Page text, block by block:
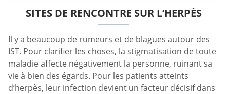
SITES DE RENCONTRE SUR L’HERPÈS
Il y a beaucoup de rumeurs et de blagues autour des
IST. Pour clarifier les choses, la stigmatisation de toute
maladie affecte négativement la personne, ruinant sa
vie à bien des égards. Pour les patients atteints
d’herpès, leur infection devient un facteur décisif dans